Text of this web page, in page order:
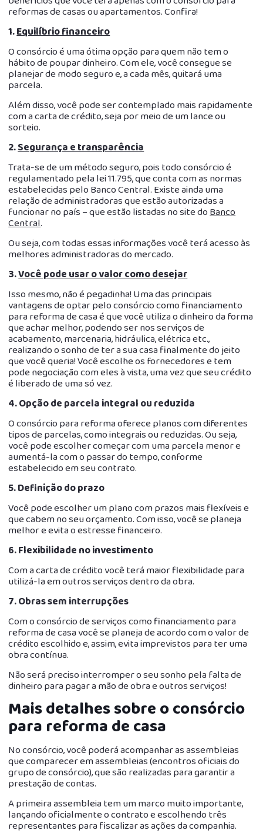
reformas de casas ou apartamentos. Confira!
1.Equilíbrio financeiro
O consórcio é uma ótima opção para quem não tem o
hábito de poupar dinheiro. Com ele, você consegue se
planejar de modo seguro e, a cada mês, quitará uma
parcela.
Além disso, você pode ser contemplado mais rapidamente
com a carta de crédito, seja por meio de um lance ou
sorteio.
2.Segurança e transparência
Trata-se de um método seguro, pois todo consórcio é
regulamentado pela lei 11.795, que conta com as normas
estabelecidas pelo Banco Central. Existe ainda uma
relação de administradoras que estão autorizadas a
funcionar no país – que estão listadas no site doBanco
Central.
Ou seja, com todas essas informações você terá acesso às
melhores administradoras do mercado.
3.Você pode usar o valor como desejar
Isso mesmo, não é pegadinha! Uma das principais
vantagens de optar pelo consórcio como financiamento
para reforma de casa é que você utiliza o dinheiro da forma
que achar melhor, podendo ser nos serviços de
acabamento, marcenaria, hidráulica, elétrica etc.,
realizando o sonho de ter a sua casa finalmente do jeito
que você queria! Você escolhe os fornecedores e tem
pode negociação com eles à vista, uma vez que seu crédito
é liberado de uma só vez.
4. Opção de parcela integral ou reduzida
O consórcio para reforma oferece planos com diferentes
tipos de parcelas, como integrais ou reduzidas. Ou seja,
você pode escolher começar com uma parcela menor e
aumentá-la com o passar do tempo, conforme
estabelecido em seu contrato.
5. Definição do prazo
Você pode escolher um plano com prazos mais flexíveis e
que cabem no seu orçamento. Com isso, você se planeja
melhor e evita o estresse financeiro.
6. Flexibilidade no investimento
Com a carta de crédito você terá maior flexibilidade para
utilizá-la em outros serviços dentro da obra.
7. Obras sem interrupções
Com o consórcio de serviços como financiamento para
reforma de casa você se planeja de acordo com o valor de
crédito escolhido e, assim, evita imprevistos para ter uma
obra contínua.
Não será preciso interromper o seu sonho pela falta de
dinheiro para pagar a mão de obra e outros serviços!
Mais detalhes sobre o consórcio
para reforma de casa
No consórcio, você poderá acompanhar as assembleias
que comparecer em assembleias (encontros oficiais do
grupo de consórcio), que são realizadas para garantir a
prestação de contas.
A primeira assembleia tem um marco muito importante,
lançando oficialmente o contrato e escolhendo três
representantes para fiscalizar as ações da companhia.